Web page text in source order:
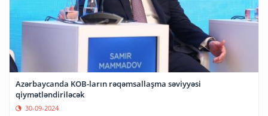
Azərbaycanda KOB-ların rəqəmsallaşma səviyyəsi
qiymətləndiriləcək
30-09-2024